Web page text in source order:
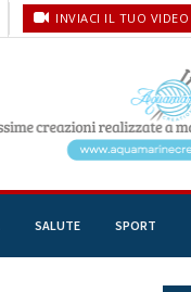
INVIACI IL TUO VIDEO
SALUTE SPORT